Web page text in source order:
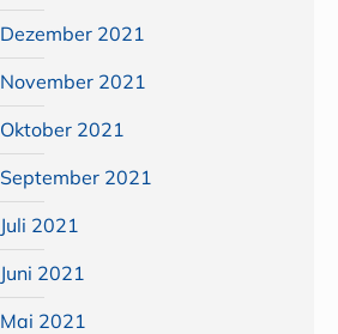
Dezember 2021
November 2021
Oktober 2021
September 2021
Juli 2021
Juni 2021
Mai 2021